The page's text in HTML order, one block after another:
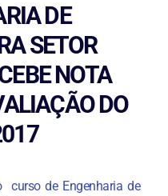
DE
SETOR
NOTA
DO
de Engenharia de